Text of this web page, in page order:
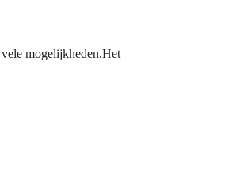
mogelijkheden.Het